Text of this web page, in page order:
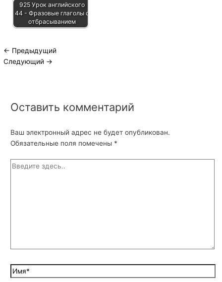
925 Урок английского
44 - Фразовые глаголы с
отбрасыванием
← Предыдущий
Следующий →
Оставить комментарий
Ваш электронный адрес не будет опубликован.
Обязательные поля помечены *